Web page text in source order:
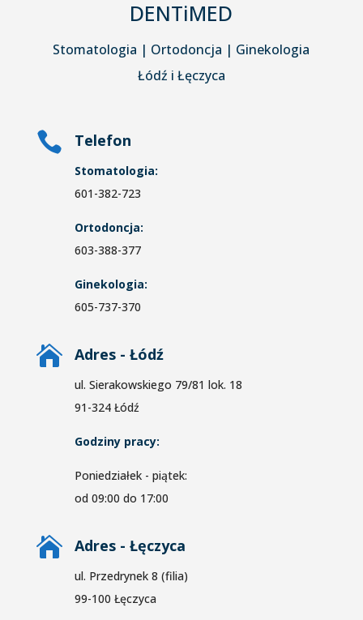
DENTiMED
Stomatologia | Ortodoncja | Ginekologia
Łódź i Łęczyca
 Telefon
Stomatologia:
601-382-723
Ortodoncja:
603-388-377
Ginekologia:
605-737-370
 Adres - Łódź
ul. Sierakowskiego 79/81 lok. 18
91-324 Łódź
Godziny pracy:
Poniedziałek - piątek:
od 09:00 do 17:00
 Adres - Łęczyca
ul. Przedrynek 8 (filia)
99-100 Łęczyca